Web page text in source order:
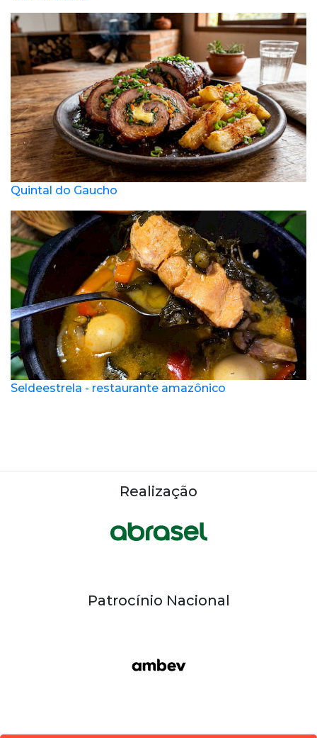
Quintal do Gaucho
Seldeestrela - restaurante amazônico
Realização
Patrocínio Nacional